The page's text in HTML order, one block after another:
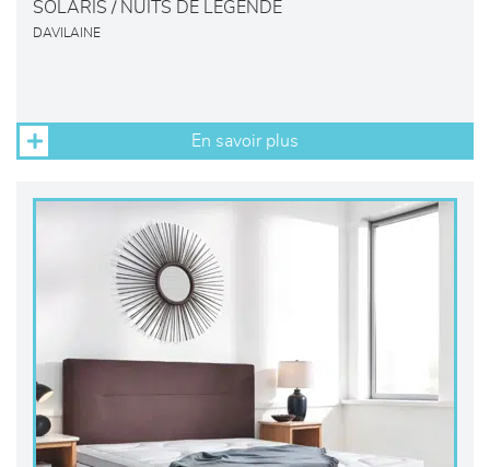
SOLARIS / NUITS DE LÉGENDE
DAVILAINE
En savoir plus